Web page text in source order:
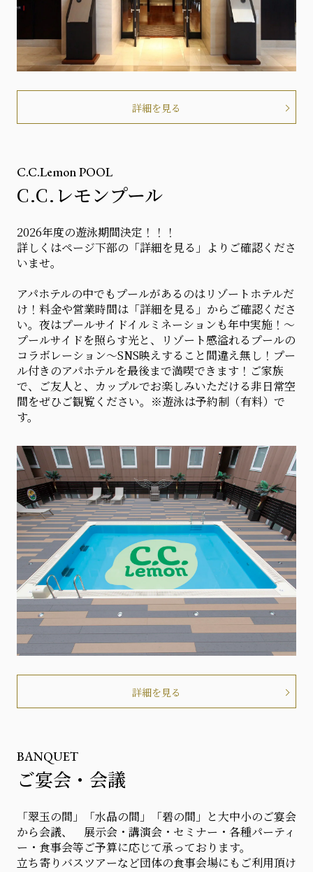
詳細を見る
C.C.Lemon POOL
C.C.レモンプール
2026年度の遊泳期間決定！！！
詳しくはページ下部の「詳細を見る」よりご確認くださ
いませ。
アパホテルの中でもプールがあるのはリゾートホテルだ
け！料金や営業時間は「詳細を見る」からご確認くださ
い。夜はプールサイドイルミネーションも年中実施！～
プールサイドを照らす光と、リゾート感溢れるプールの
コラボレーション～SNS映えすること間違え無し！プー
ル付きのアパホテルを最後まで満喫できます！ご家族
で、ご友人と、カップルでお楽しみいただける非日常空
間をぜひご観覧ください。※遊泳は予約制（有料）で
す。
詳細を見る
BANQUET
ご宴会・会議
「翠玉の間」「水晶の間」「碧の間」と大中小のご宴会
から会議、 展示会・講演会・セミナー・各種パーティ
ー・食事会等ご予算に応じて承っております。
立ち寄りバスツアーなど団体の食事会場にもご利用頂け